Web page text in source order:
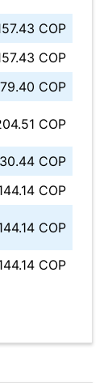
COP
COP
COP
COP
COP
COP
COP
COP